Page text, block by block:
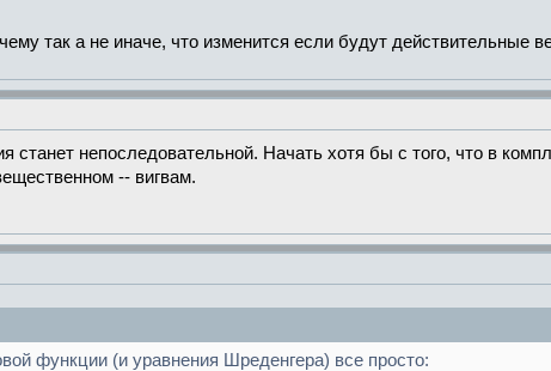
так а не иначе, что изменится если будут действительные
станет непоследовательной. Начать хотя бы с того, что в
-- вигвам.
функции (и уравнения Шреденгера) все просто: